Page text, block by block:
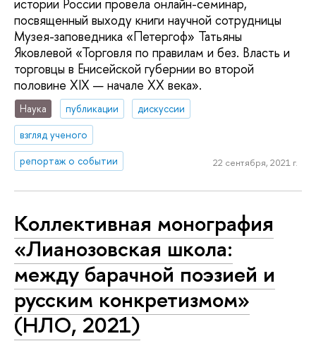
истории России провела онлайн-семинар,
посвященный выходу книги научной сотрудницы
Музея-заповедника «Петергоф» Татьяны
Яковлевой «Торговля по правилам и без. Власть и
торговцы в Енисейской губернии во второй
половине XIX — начале XX века».
Наука публикации
дискуссии
взгляд ученого
репортаж о событии
22 сентября, 2021 г.
Коллективная монография
«Лианозовская школа:
между барачной поэзией и
русским конкретизмом»
(НЛО, 2021)